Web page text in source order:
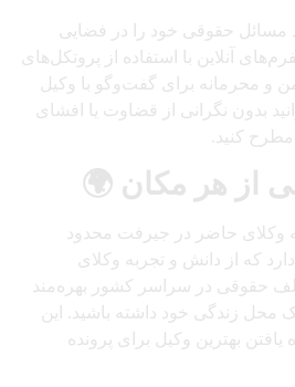
مسائل حقوقی خود را در فضایی
آنلاین با استفاده از پروتکل‌های
و محرمانه برای گفت‌وگو با وکیل
بدون نگرانی از قضاوت یا افشای
کنید.
از هر مکان 🌍
به وکلای حاضر در جیرفت محدود
که از دانش و تجربه وکلای
حقوقی در سراسر کشور بهره‌مند
محل زندگی خود داشته باشید. این
بهترین وکیل برای پرونده